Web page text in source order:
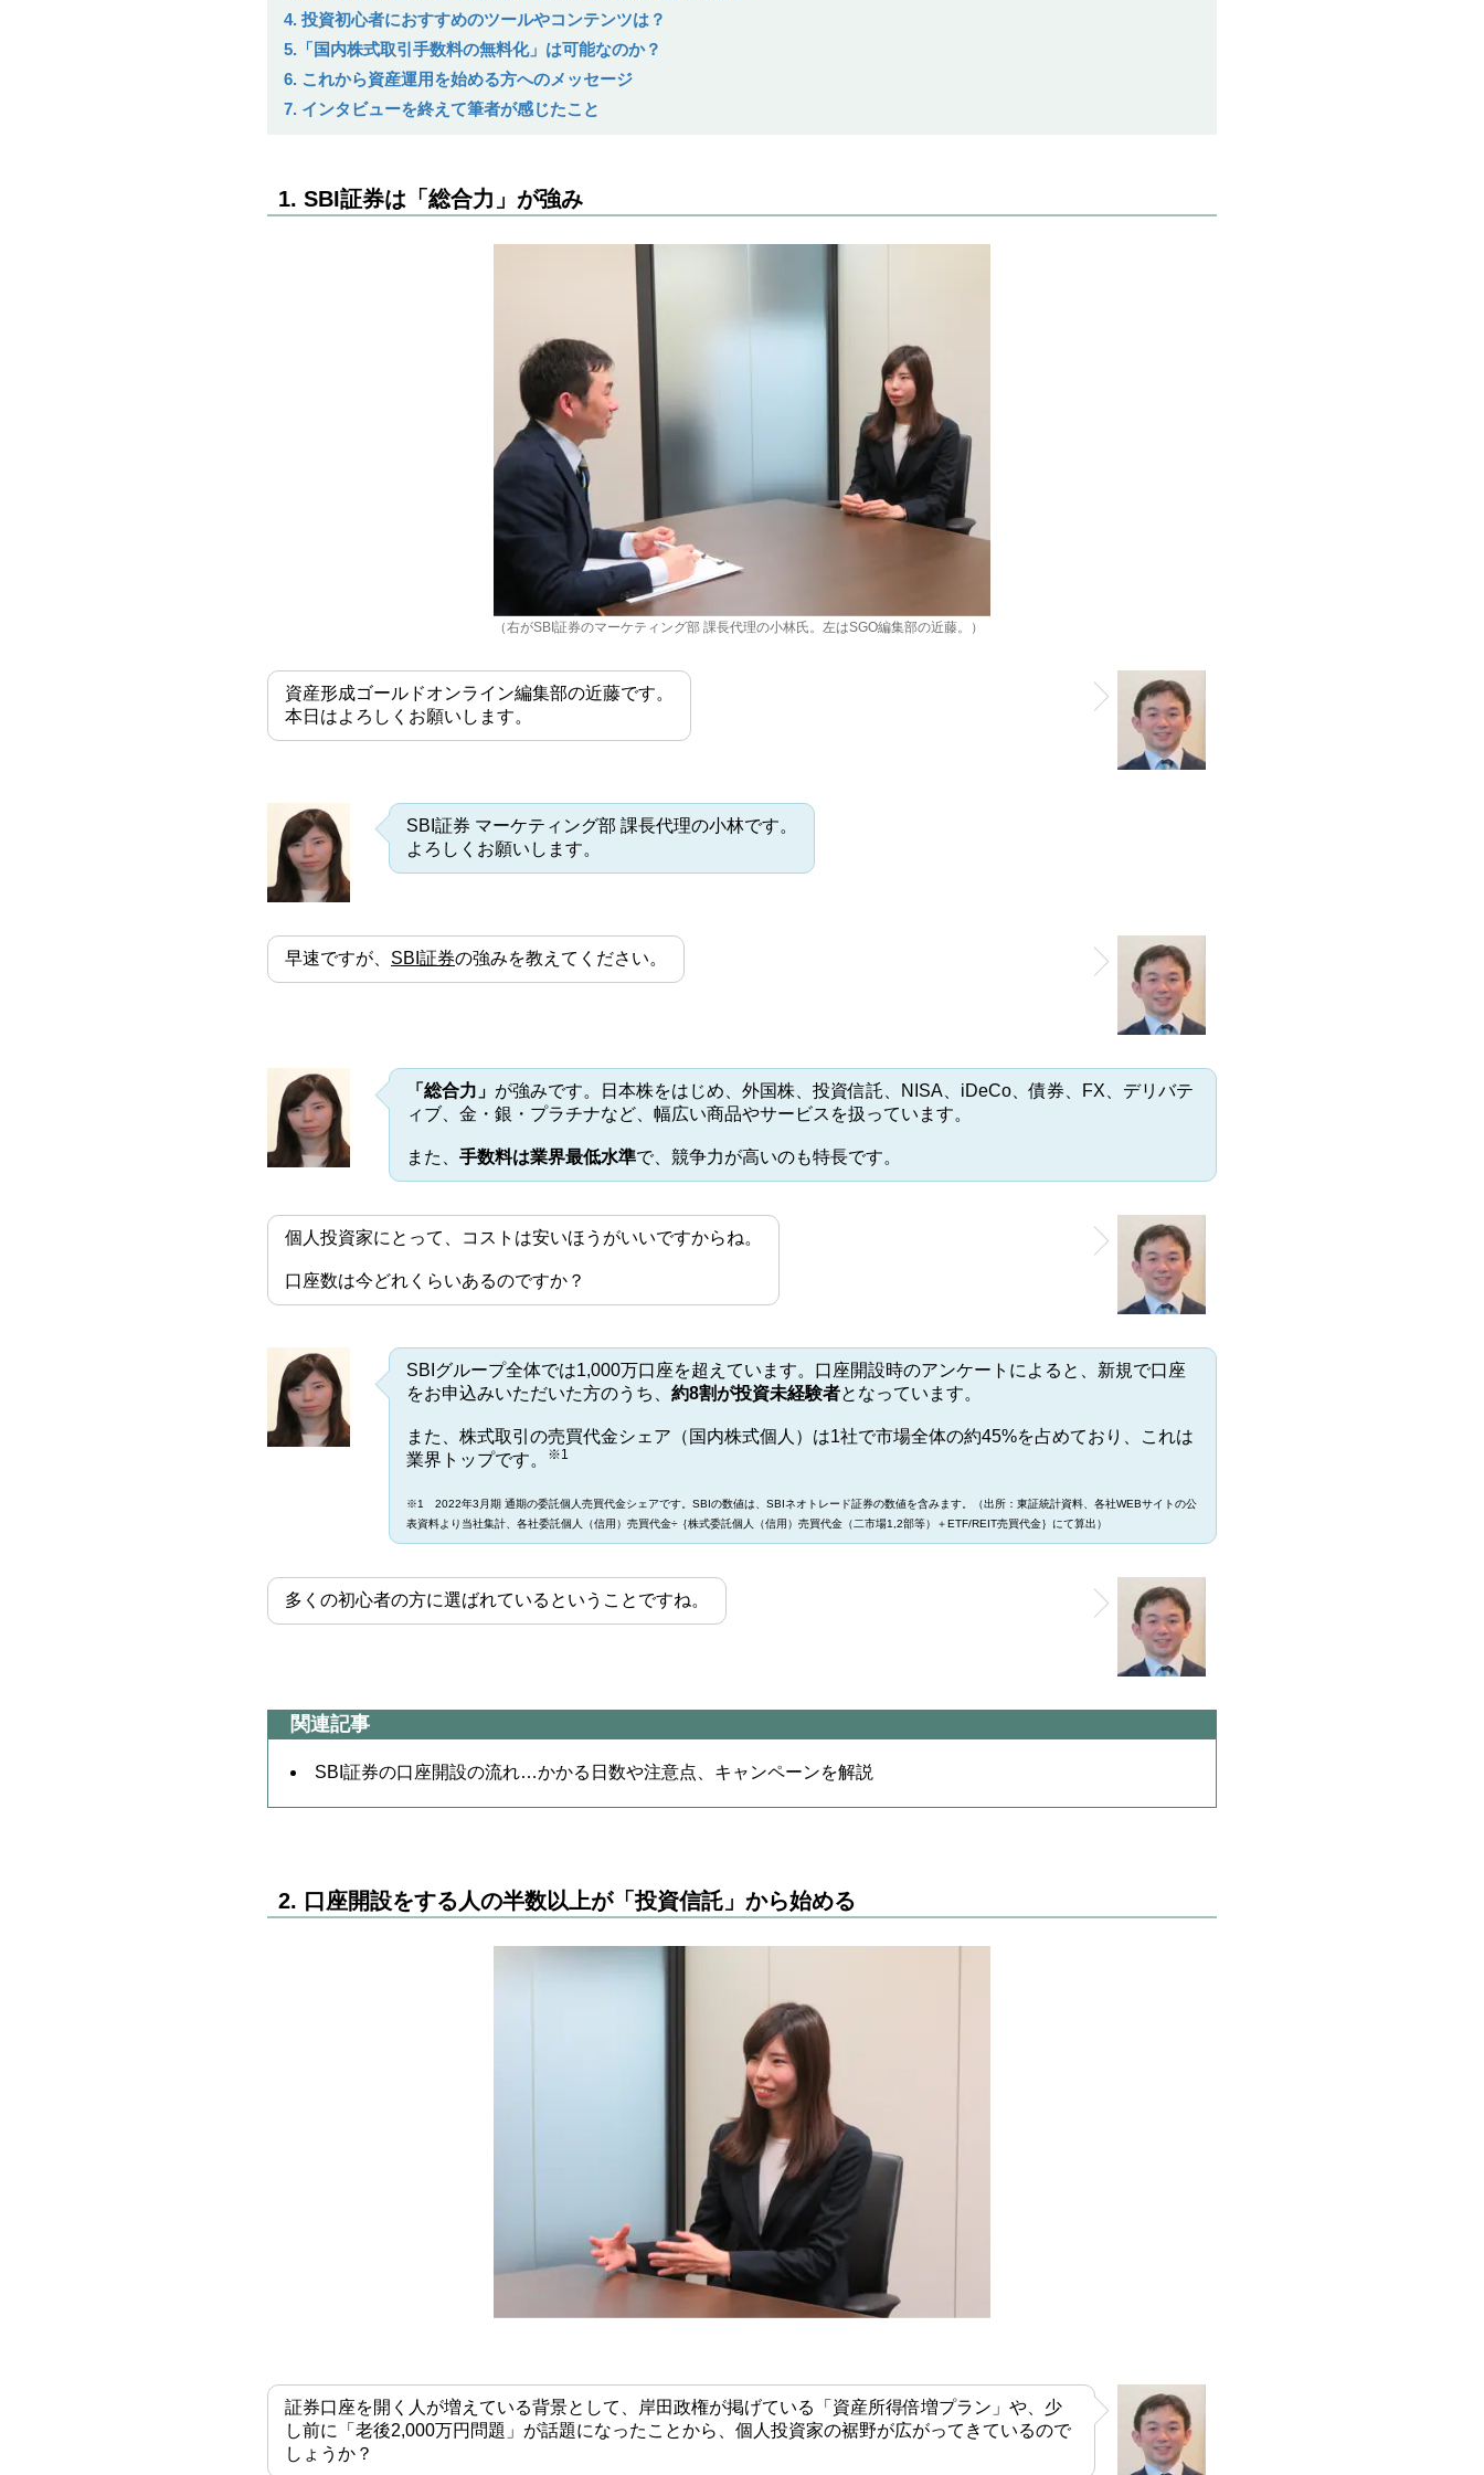
4. 投資初心者におすすめのツールやコンテンツは？
5.「国内株式取引手数料の無料化」は可能なのか？
6. これから資産運用を始める方へのメッセージ
7. インタビューを終えて筆者が感じたこと
1. SBI証券は「総合力」が強み
（右がSBI証券のマーケティング部 課長代理の小林氏。左はSGO編集部の近藤。）
資産形成ゴールドオンライン編集部の近藤です。
本日はよろしくお願いします。
SBI証券 マーケティング部 課長代理の小林です。
よろしくお願いします。
早速ですが、 SBI証券の強みを教えてください。
「総合力」 が強みです。日本株をはじめ、外国株、投資信託、NISA、iDeCo、債券、FX、デリバテ
ィブ、金・銀・プラチナなど、幅広い商品やサービスを扱っています。
また、 手数料は業界最低水準で、競争力が高いのも特長です。
個人投資家にとって、コストは安いほうがいいですからね。
口座数は今どれくらいあるのですか？
SBIグループ全体では1,000万口座を超えています。口座開設時のアンケートによると、新規で口座
をお申込みいただいた方のうち、 約8割が投資未経験者となっています。
また、株式取引の売買代金シェア（国内株式個人）は1社で市場全体の約45%を占めており、これは
業界トップです。
※1
※1 2022年3月期 通期の委託個人売買代金シェアです。SBIの数値は、SBIネオトレード証券の数値を含みます。（出所：東証統計資料、各社WEBサイトの公
表資料より当社集計、各社委託個人（信用）売買代金÷｛株式委託個人（信用）売買代金（二市場1,2部等）＋ETF/REIT売買代金｝にて算出）
多くの初心者の方に選ばれているということですね。
関連記事
SBI証券の口座開設の流れ…かかる日数や注意点、キャンペーンを解説
2. 口座開設をする人の半数以上が「投資信託」から始める
証券口座を開く人が増えている背景として、岸田政権が掲げている「資産所得倍増プラン」や、少
し前に「老後2,000万円問題」が話題になったことから、個人投資家の裾野が広がってきているので
しょうか？